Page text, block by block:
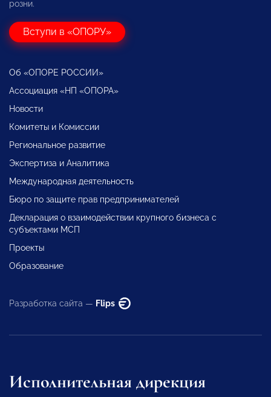
розни.
Вступи в «ОПОРУ»
Об «ОПОРЕ РОССИИ»
Ассоциация «НП «ОПОРА»
Новости
Комитеты и Комиссии
Региональное развитие
Экспертиза и Аналитика
Международная деятельность
Бюро по защите прав предпринимателей
Декларация о взаимодействии крупного бизнеса с
субъектами МСП
Проекты
Образование
Разработка сайта — Flips
Исполнительная дирекция